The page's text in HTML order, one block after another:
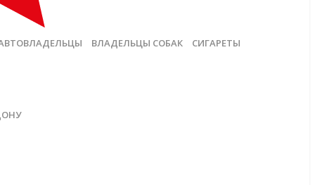
ВЛАДЕЛЬЦЫ СОБАК СИГАРЕТЫ